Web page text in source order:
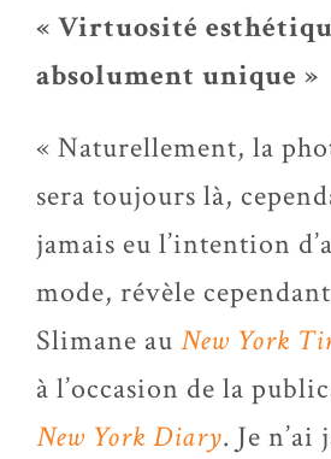
« Virtuosité
absolument unique »
« Naturellement, la
sera toujours là,
jamais eu l’intention
mode, révèle
Slimane au New York
à l’occasion de la
New York Diary. Je